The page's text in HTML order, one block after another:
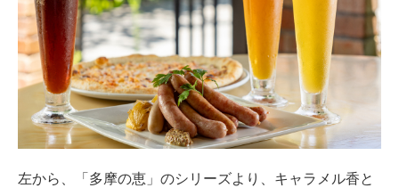
左から、「多摩の恵」のシリーズより、キャラメル香と